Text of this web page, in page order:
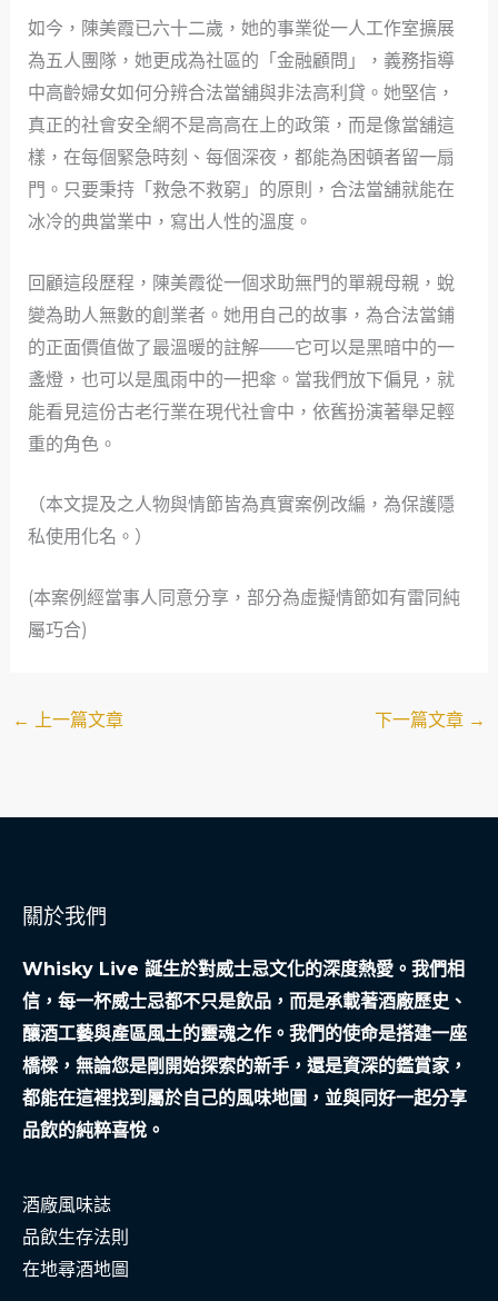
如今，陳美霞已六十二歲，她的事業從一人工作室擴展
為五人團隊，她更成為社區的「金融顧問」，義務指導
中高齡婦女如何分辨合法當舖與非法高利貸。她堅信，
真正的社會安全網不是高高在上的政策，而是像當舖這
樣，在每個緊急時刻、每個深夜，都能為困頓者留一扇
門。只要秉持「救急不救窮」的原則，合法當舖就能在
冰冷的典當業中，寫出人性的溫度。
回顧這段歷程，陳美霞從一個求助無門的單親母親，蛻
變為助人無數的創業者。她用自己的故事，為合法當鋪
的正面價值做了最溫暖的註解——它可以是黑暗中的一
盞燈，也可以是風雨中的一把傘。當我們放下偏見，就
能看見這份古老行業在現代社會中，依舊扮演著舉足輕
重的角色。
（本文提及之人物與情節皆為真實案例改編，為保護隱
私使用化名。）
(本案例經當事人同意分享，部分為虛擬情節如有雷同純
屬巧合)
← 上一篇文章 下一篇文章 →
關於我們
Whisky Live 誕生於對威士忌文化的深度熱愛。我們相
信，每一杯威士忌都不只是飲品，而是承載著酒廠歷史、
釀酒工藝與產區風土的靈魂之作。我們的使命是搭建一座
橋樑，無論您是剛開始探索的新手，還是資深的鑑賞家，
都能在這裡找到屬於自己的風味地圖，並與同好一起分享
品飲的純粹喜悅。
酒廠風味誌
品飲生存法則
在地尋酒地圖